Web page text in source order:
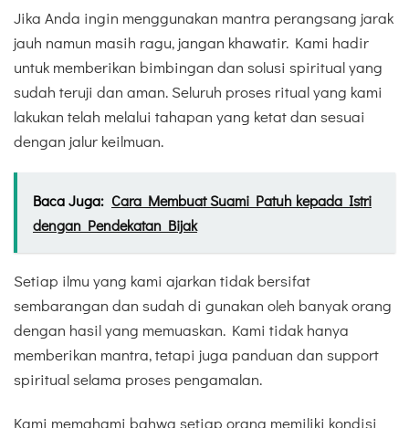
Jika Anda ingin menggunakan mantra perangsang jarak
jauh namun masih ragu, jangan khawatir. Kami hadir
untuk memberikan bimbingan dan solusi spiritual yang
sudah teruji dan aman. Seluruh proses ritual yang kami
lakukan telah melalui tahapan yang ketat dan sesuai
dengan jalur keilmuan.
Baca Juga: Cara Membuat Suami Patuh kepada Istri
dengan Pendekatan Bijak
Setiap ilmu yang kami ajarkan tidak bersifat
sembarangan dan sudah di gunakan oleh banyak orang
dengan hasil yang memuaskan. Kami tidak hanya
memberikan mantra, tetapi juga panduan dan support
spiritual selama proses pengamalan.
Kami memahami bahwa setiap orang memiliki kondisi